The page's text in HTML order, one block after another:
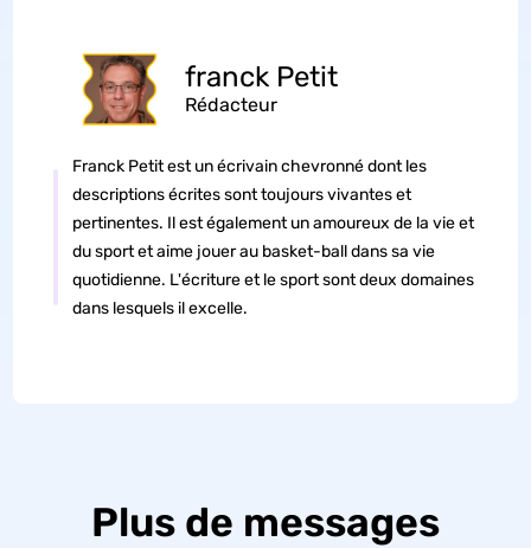
franck Petit
Rédacteur
Franck Petit est un écrivain chevronné dont les
descriptions écrites sont toujours vivantes et
pertinentes. Il est également un amoureux de la vie et
du sport et aime jouer au basket-ball dans sa vie
quotidienne. L'écriture et le sport sont deux domaines
dans lesquels il excelle.
Plus de messages